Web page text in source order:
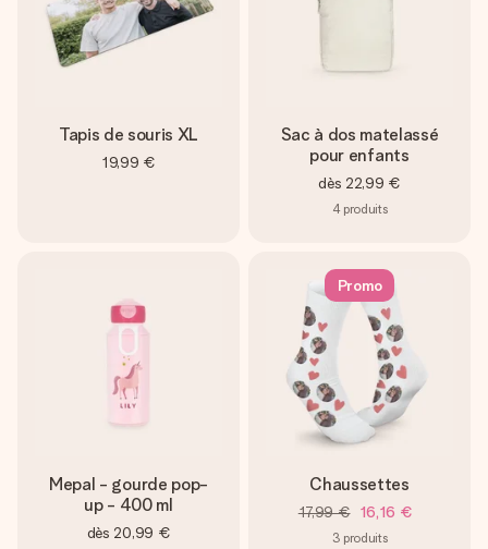
Tapis de souris XL
19,99 €
Sac à dos matelassé
pour enfants
dès 22,99 €
4 produits
Mepal - gourde pop-
up - 400 ml
dès 20,99 €
Promo
Chaussettes
17,99 € 16,16 €
3 produits